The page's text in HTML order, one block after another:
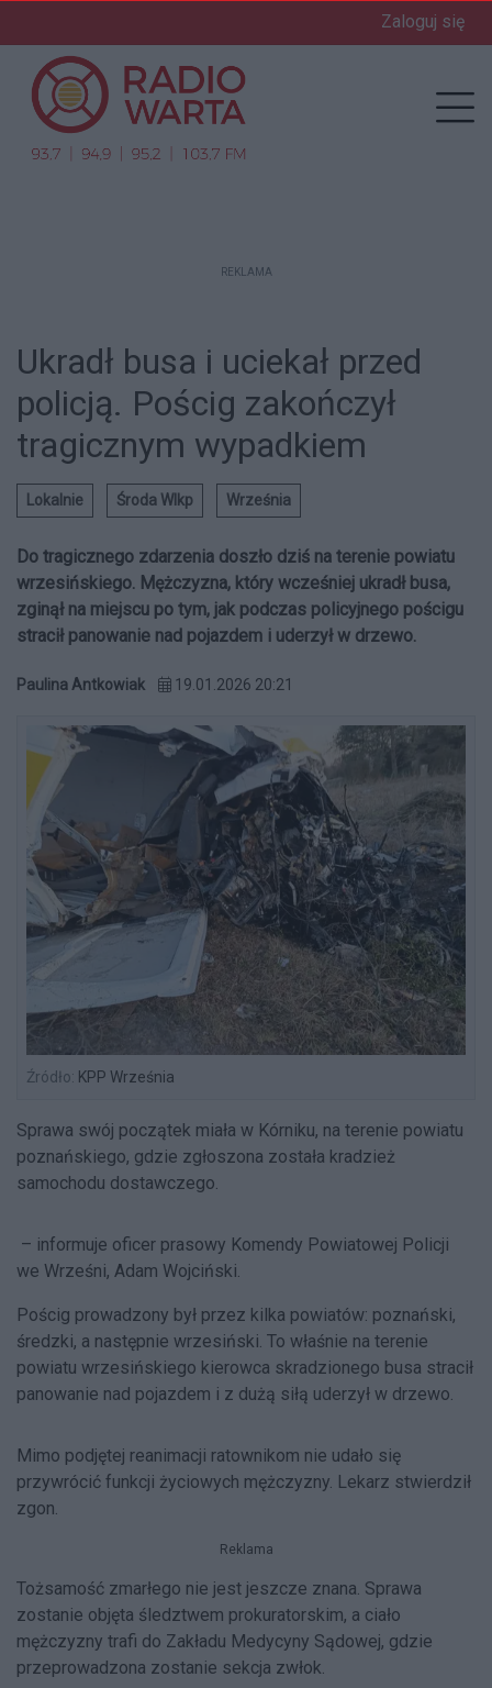
Zaloguj się
REKLAMA
Ukradł busa i uciekał przed
policją. Pościg zakończył
tragicznym wypadkiem
Lokalnie Środa Wlkp Września
Do tragicznego zdarzenia doszło dziś na terenie powiatu
wrzesińskiego. Mężczyzna, który wcześniej ukradł busa,
zginął na miejscu po tym, jak podczas policyjnego pościgu
stracił panowanie nad pojazdem i uderzył w drzewo.
Paulina Antkowiak 19.01.2026 20:21
Źródło: KPP Września
Sprawa swój początek miała w Kórniku, na terenie powiatu
poznańskiego, gdzie zgłoszona została kradzież
samochodu dostawczego.
– informuje oficer prasowy Komendy Powiatowej Policji
we Wrześni, Adam Wojciński.
Pościg prowadzony był przez kilka powiatów: poznański,
średzki, a następnie wrzesiński. To właśnie na terenie
powiatu wrzesińskiego kierowca skradzionego busa stracił
panowanie nad pojazdem i z dużą siłą uderzył w drzewo.
Mimo podjętej reanimacji ratownikom nie udało się
przywrócić funkcji życiowych mężczyzny. Lekarz stwierdził
zgon.
Reklama
Tożsamość zmarłego nie jest jeszcze znana. Sprawa
zostanie objęta śledztwem prokuratorskim, a ciało
mężczyzny trafi do Zakładu Medycyny Sądowej, gdzie
przeprowadzona zostanie sekcja zwłok.